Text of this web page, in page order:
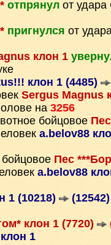
отпрянул от
пригнулся от
клон 1
клон 1 (4485)
Sergus Magnus
на 3256
бойцовое
a.belov88
Пес
a.belov88
1 (10218) (12542)
клон 1 (7720)
1